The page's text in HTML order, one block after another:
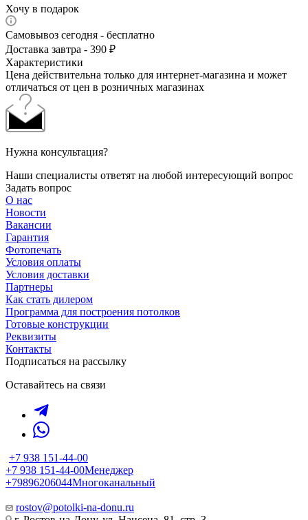
Хочу в подарок
Самовывоз сегодня - бесплатно
Доставка завтра - 390 ₽
Характеристики
Цена действительна только для интернет-магазина и может
отличаться от цен в розничных магазинах
Нужна консультация?
Наши специалисты ответят на любой интересующий вопрос
Задать вопрос
О нас
Новости
Вакансии
Гарантия
Фотопечать
Условия оплаты
Условия доставки
Партнеры
Как стать дилером
Программа для построения потолков
Готовые конструкции
Реквизиты
Контакты
Подписаться на рассылку
Оставайтесь на связи
+7 938 151-44-00
+7 938 151-44-00Менеджер
+79896206044Многоканальный
rostov@potolki-na-donu.ru